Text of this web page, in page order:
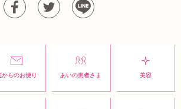
からのお便り あいの患者さま 美容